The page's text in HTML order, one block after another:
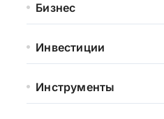
Бизнес
Инвестиции
Инструменты